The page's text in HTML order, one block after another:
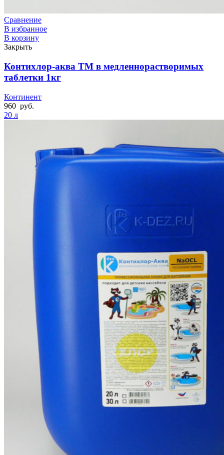
Сравнение
В избранное
В корзину
Закрыть
Контихлор-аква ТМ в медленнорастворимых
таблетки 1кг
Континент
960 руб.
20 л